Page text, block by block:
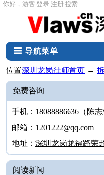
你好，游客 登录 注册 搜索
☰ 导航菜单
位置深圳龙岗律师首页 →
免费咨询
手机：18088886636（陈志
邮箱：1201222@qq.com
地址： 深圳龙岗龙福路荣
阅读新闻